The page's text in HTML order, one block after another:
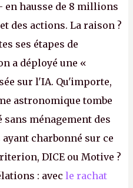
en hausse de 8 millions
des actions. La raison ?
ses étapes de
a déployé une «
sur l'IA. Qu'importe,
astronomique tombe
sans ménagement des
charbonné sur ce
DICE ou Motive ?
: avec le rachat